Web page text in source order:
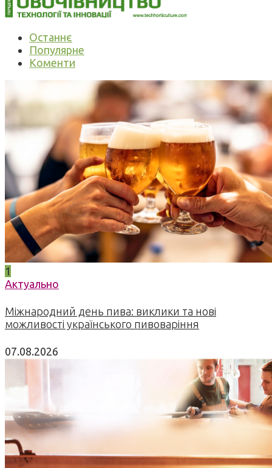
Останнє
Популярне
Коменти
1
Актуально
Міжнародний день пива: виклики та нові
можливості українського пивоваріння
07.08.2026